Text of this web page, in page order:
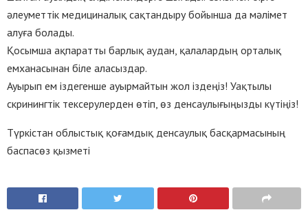
әлеуметтік медициналық сақтандыру бойынша да мәлімет
алуға болады.
Қосымша ақпаратты барлық аудан, қалалардың орталық
емханасынан біле аласыздар.
Ауырып ем іздегенше ауырмайтын жол іздеңіз! Уақтылы
скринингтік тексерулерден өтіп, өз денсаулығыңызды күтіңіз!
Түркістан облыстық қоғамдық денсаулық басқармасының
баспасөз қызметі